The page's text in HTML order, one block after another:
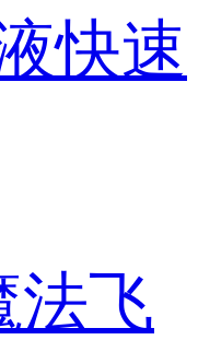
快速
法飞